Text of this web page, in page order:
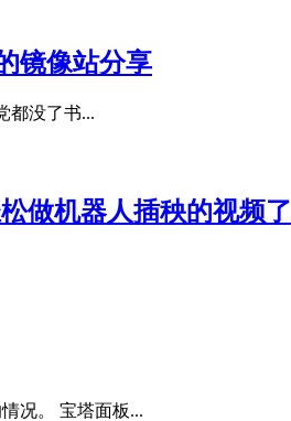
镜像站分享
都没了书...
做机器人插秧的视频了
况。 宝塔面板...